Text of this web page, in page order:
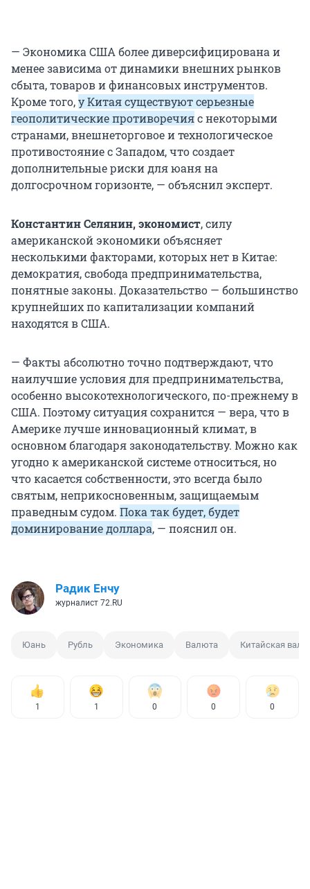
— Экономика США более диверсифицирована и
менее зависима от динамики внешних рынков
сбыта, товаров и финансовых инструментов.
Кроме того,у Китая существуют серьезные
геополитические противоречияс некоторыми
странами, внешнеторговое и технологическое
противостояние с Западом, что создает
дополнительные риски для юаня на
долгосрочном горизонте, — объяснил эксперт.
Константин Селянин, экономист, силу
американской экономики объясняет
несколькими факторами, которых нет в Китае:
демократия, свобода предпринимательства,
понятные законы. Доказательство — большинство
крупнейших по капитализации компаний
находятся в США.
— Факты абсолютно точно подтверждают, что
наилучшие условия для предпринимательства,
особенно высокотехнологического, по-прежнему в
США. Поэтому ситуация сохранится — вера, что в
Америке лучше инновационный климат, в
основном благодаря законодательству. Можно как
угодно к американской системе относиться, но
что касается собственности, это всегда было
святым, неприкосновенным, защищаемым
праведным судом. Пока так будет, будет
доминирование доллара, — пояснил он.
Радик Енчу
журналист 72.RU
Юань Рубль Экономика Валюта Китайская
1 1 0 0 0